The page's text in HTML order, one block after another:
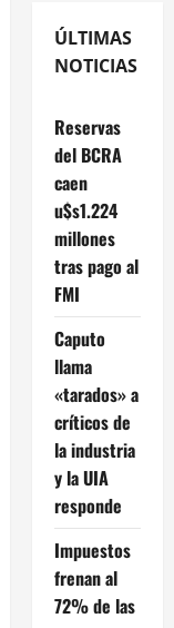
ÚLTIMAS
NOTICIAS
Reservas
del BCRA
caen
u$s1.224
millones
tras pago al
FMI
Caputo
llama
«tarados» a
críticos de
la industria
y la UIA
responde
Impuestos
frenan al
72% de las